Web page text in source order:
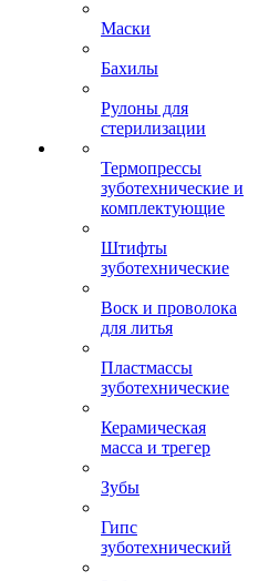
Маски
Бахилы
Рулоны для
стерилизации
Термопрессы
зуботехнические и
комплектующие
Штифты
зуботехнические
Воск и проволока
для литья
Пластмассы
зуботехнические
Керамическая
масса и трегер
Зубы
Гипс
зуботехнический